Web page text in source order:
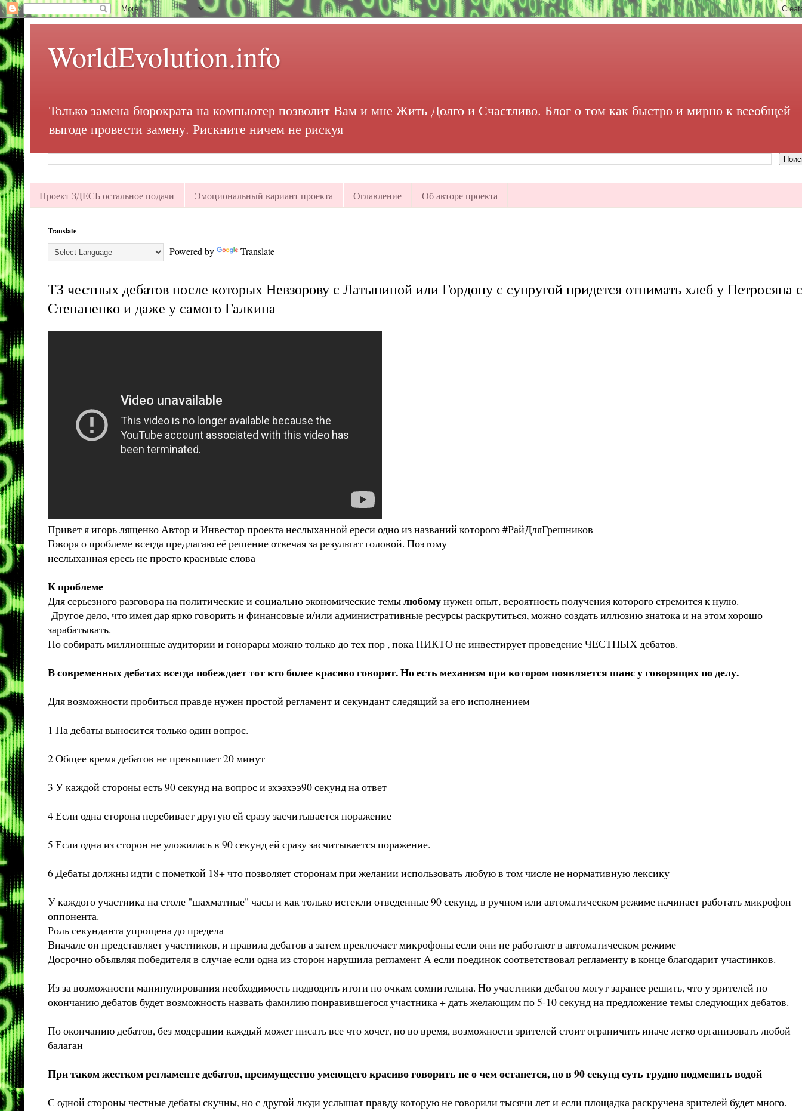
WorldEvolution.info
Только замена бюрократа на компьютер позволит Вам и мне Жить Долго и Счастливо. Блог о том как быстро и мирно к всеобщей
выгоде провести замену. Рискните ничем не рискуя
Проект ЗДЕСЬ остальное подачи Эмоциональный вариант проекта Оглавление Об авторе проекта
Translate
Powered by Translate
ТЗ честных дебатов после которых Невзорову с Латыниной или Гордону с супругой придется отнимать хлеб у Петросяна
Степаненко и даже у самого Галкина
Привет я игорь лященко Автор и Инвестор проекта неслыханной ереси одно из названий которого #РайДляГрешников
Говоря о проблеме всегда предлагаю её решение отвечая за результат головой. Поэтому
неслыханная ересь не просто красивые слова
К проблеме
Для серьезного разговора на политические и социально экономические темылюбомунужен опыт, вероятность получения которого стремится к нулю.
Другое дело, что имея дар ярко говорить и финансовые и/или административные ресурсы раскрутиться, можно создать иллюзию знатока и на этом хорошо
зарабатывать.
Но собирать миллионные аудитории и гонорары можно только до тех пор , пока НИКТО не инвестирует проведение ЧЕСТНЫХ дебатов.
В современных дебатах всегда побеждает тот кто более красиво говорит. Но есть механизм при котором появляется шанс у говорящих по делу.
Для возможности пробиться правде нужен простой регламент и секундант следящий за его исполнением
1 На дебаты выносится только один вопрос.
2 Общее время дебатов не превышает 20 минут
3 У каждой стороны есть 90 секунд на вопрос и эхээхээ90 секунд на ответ
4 Если одна сторона перебивает другую ей сразу засчитывается поражение
5 Если одна из сторон не уложилась в 90 секунд ей сразу засчитывается поражение.
6 Дебаты должны идти с пометкой 18+ что позволяет сторонам при желании использовать любую в том числе не нормативную лексику
У каждого участника на столе "шахматные" часы и как только истекли отведенные 90 секунд, в ручном или автоматическом режиме начинает работать микрофон
оппонента.
Роль секунданта упрощена до предела
Вначале он представляет участников, и правила дебатов а затем преключает микрофоны если они не работают в автоматическом режиме
Досрочно объявляя победителя в случае если одна из сторон нарушила регламент А если поединок соответствовал регламенту в конце благодарит участинков.
Из за возможности манипулирования необходимость подводить итоги по очкам сомнительна. Но участники дебатов могут заранее решить, что у зрителей по
окончанию дебатов будет возможность назвать фамилию понравившегося участника + дать желающим по 5-10 секунд на предложение темы следующих дебатов.
По окончанию дебатов, без модерации каждый может писать все что хочет, но во время, возможности зрителей стоит ограничить иначе легко организовать любой
балаган
При таком жестком регламенте дебатов, преимущество умеющего красиво говорить не о чем останется, но в 90 секунд суть трудно подменить водой
С одной стороны честные дебаты скучны, но с другой люди услышат правду которую не говорили тысячи лет и если площадка раскручена зрителей будет много.